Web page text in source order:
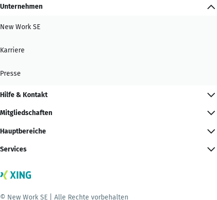
Unternehmen
New Work SE
Karriere
Presse
Hilfe & Kontakt
Mitgliedschaften
Hauptbereiche
Services
© New Work SE | Alle Rechte vorbehalten